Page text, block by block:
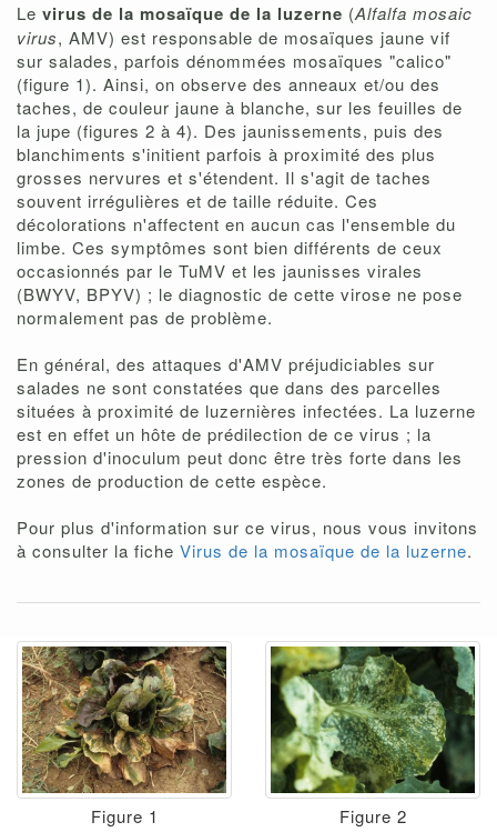
Le virus de la mosaïque de la luzerne (Alfalfa mosaic
virus, AMV) est responsable de mosaïques jaune vif
sur salades, parfois dénommées mosaïques "calico"
(figure 1). Ainsi, on observe des anneaux et/ou des
taches, de couleur jaune à blanche, sur les feuilles de
la jupe (figures 2 à 4). Des jaunissements, puis des
blanchiments s'initient parfois à proximité des plus
grosses nervures et s'étendent. Il s'agit de taches
souvent irrégulières et de taille réduite. Ces
décolorations n'affectent en aucun cas l'ensemble du
limbe. Ces symptômes sont bien différents de ceux
occasionnés par le TuMV et les jaunisses virales
(BWYV, BPYV) ; le diagnostic de cette virose ne pose
normalement pas de problème.
En général, des attaques d'AMV préjudiciables sur
salades ne sont constatées que dans des parcelles
situées à proximité de luzernières infectées. La luzerne
est en effet un hôte de prédilection de ce virus ; la
pression d'inoculum peut donc être très forte dans les
zones de production de cette espèce.
Pour plus d'information sur ce virus, nous vous invitons
à consulter la fiche Virus de la mosaïque de la luzerne.
Figure 1 Figure 2